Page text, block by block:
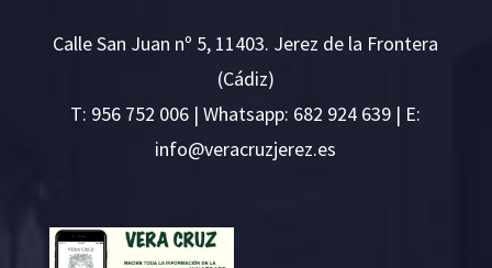
Calle San Juan nº 5, 11403. Jerez de la Frontera
(Cádiz)
T: 956 752 006 | Whatsapp: 682 924 639 | E:
se.ze
rejzu
rcare
v@ofn
i